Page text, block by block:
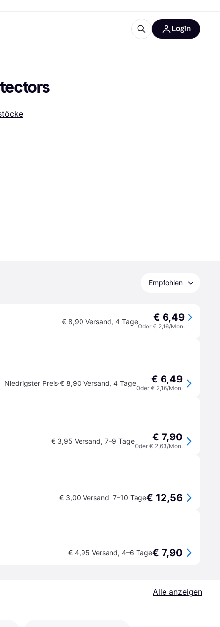
Login
Empfohlen
€ 8,90 Versand, 4 Tage € 6,49
Oder € 2,16/Mon.
Niedrigster Preis·€ 8,90 Versand, 4 Tage € 6,49
Oder € 2,16/Mon.
€ 3,95 Versand, 7–9 Tage € 7,90
Oder € 2,63/Mon.
€ 3,00 Versand, 7–10 Tage€ 12,56
€ 4,95 Versand, 4–6 Tage€ 7,90
Alle anzeigen